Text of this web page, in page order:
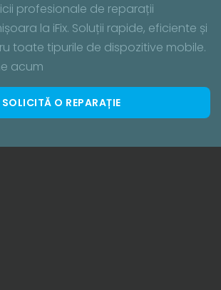
profesionale de reparații
la iFix. Soluții rapide, eficiente și
toate tipurile de dispozitive mobile.
acum
SOLICITĂ O REPARAȚIE